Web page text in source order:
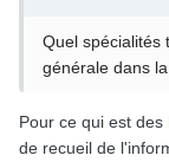
Quel spécialités
générale dans
Pour ce qui est
de recueil de